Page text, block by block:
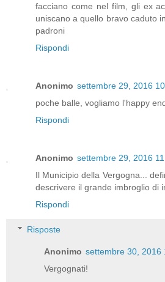
facciano come nel film, gli ex
uniscano a quello bravo caduto
padroni
Rispondi
Anonimo settembre 29, 2016
poche balle, vogliamo l'happy
Rispondi
Anonimo settembre 29, 2016
Il Municipio della Vergogna...
descrivere il grande imbroglio di
Rispondi
Risposte
Anonimo settembre 30, 2016
Vergognati!